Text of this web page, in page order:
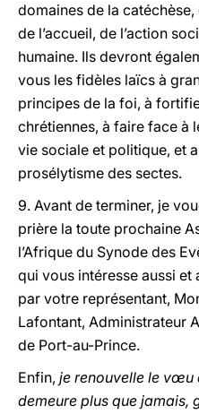
domaines de la catéchèse,
de l’accueil, de l’action
humaine. Ils devront
vous les fidèles laïcs à
principes de la foi, à
chrétiennes, à faire face à
vie sociale et politique, et
prosélytisme des sectes.
9. Avant de terminer, je
prière la toute prochaine
l’Afrique du Synode des
qui vous intéresse aussi
par votre représentant,
Lafontant, Administrateur
de Port-au-Prince.
Enfin, je renouvelle le vœu
demeure plus que jamais,